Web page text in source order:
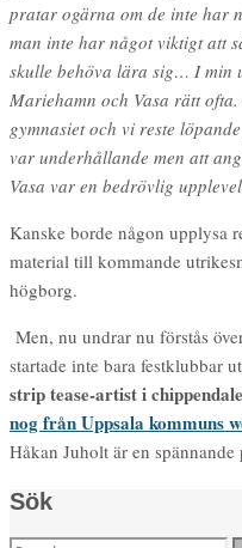
pratar ogärna om de inte har
man inte har något viktigt att
skulle behöva lära sig… I min
Mariehamn och Vasa rätt
gymnasiet och vi reste
var underhållande men att
Vasa var en bedrövlig
Kanske borde någon upplysa
material till kommande
högborg.
Men, nu undrar nu förstås
startade inte bara festklubbar
strip tease-artist i
nog från Uppsala kommuns
Håkan Juholt är en
Sök